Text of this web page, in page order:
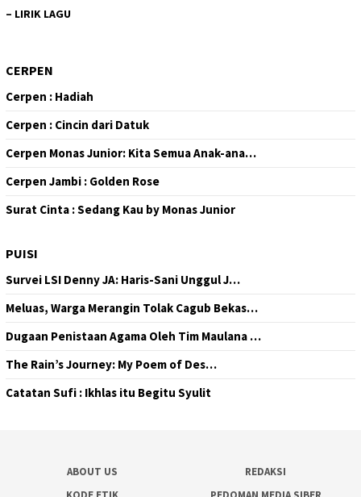
– LIRIK LAGU
CERPEN
Cerpen : Hadiah
Cerpen : Cincin dari Datuk
Cerpen Monas Junior: Kita Semua Anak-ana…
Cerpen Jambi : Golden Rose
Surat Cinta : Sedang Kau by Monas Junior
PUISI
Survei LSI Denny JA: Haris-Sani Unggul J…
Meluas, Warga Merangin Tolak Cagub Bekas…
Dugaan Penistaan Agama Oleh Tim Maulana …
The Rain’s Journey: My Poem of Des…
Catatan Sufi : Ikhlas itu Begitu Syulit
ABOUT US
REDAKSI